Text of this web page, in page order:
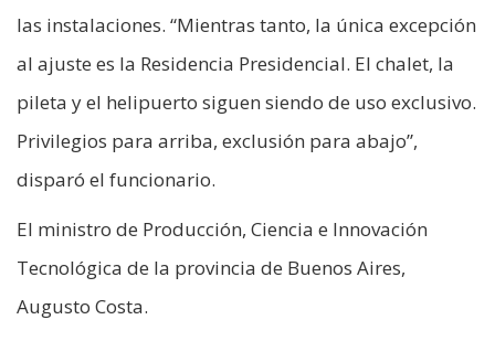
las instalaciones. “Mientras tanto, la única excepción
al ajuste es la Residencia Presidencial. El chalet, la
pileta y el helipuerto siguen siendo de uso exclusivo.
Privilegios para arriba, exclusión para abajo”,
disparó el funcionario.
El ministro de Producción, Ciencia e Innovación
Tecnológica de la provincia de Buenos Aires,
Augusto Costa.